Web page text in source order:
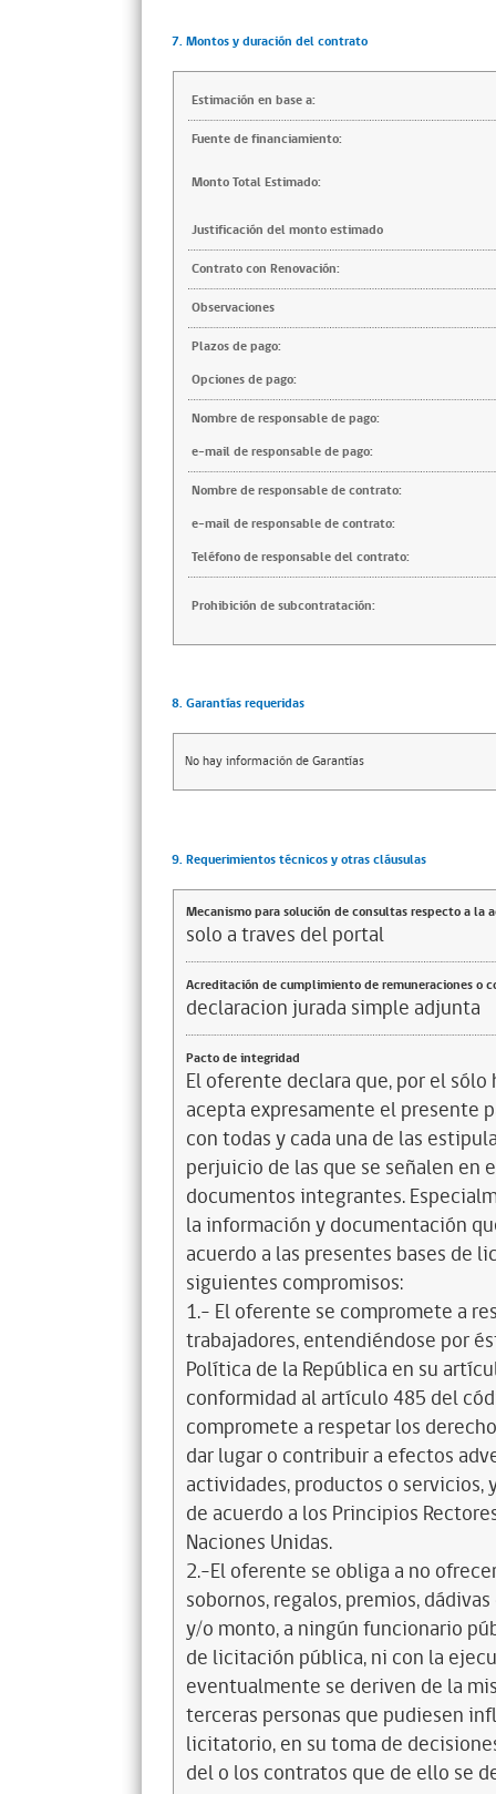
7. Montos y duración del contrato
Estimación en base a:
Fuente de financiamiento:
Monto Total Estimado:
Justificación del monto estimado
Contrato con Renovación:
Observaciones
Plazos de pago:
Opciones de pago:
Nombre de responsable de pago:
e-mail de responsable de pago:
Nombre de responsable de contrato:
e-mail de responsable de contrato:
Teléfono de responsable del contrato:
Prohibición de subcontratación:
8. Garantías requeridas
No hay información de Garantías
9. Requerimientos técnicos y otras cláusulas
Mecanismo para solución de consultas respecto a la
solo a traves del portal
Acreditación de cumplimiento de remuneraciones o
declaracion jurada simple adjunta
Pacto de integridad
El oferente declara que, por el
acepta expresamente el presente
con todas y cada una de las
perjuicio de las que se señalen en
documentos integrantes.
la información y documentación
acuerdo a las presentes bases de
siguientes compromisos:
1.- El oferente se compromete a
trabajadores, entendiéndose por
Política de la República en su
conformidad al artículo 485 del
compromete a respetar los
dar lugar o contribuir a efectos
actividades, productos o servicios,
de acuerdo a los Principios
Naciones Unidas.
2.-El oferente se obliga a no
sobornos, regalos, premios,
y/o monto, a ningún funcionario
de licitación pública, ni con la
eventualmente se deriven de la
terceras personas que pudiesen
licitatorio, en su toma de
del o los contratos que de ello se